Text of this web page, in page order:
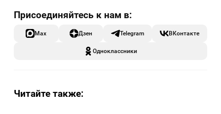
Max Дзен Telegram ВКонтакте
Одноклассники
Читайте также: